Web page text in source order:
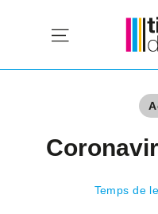
Temps de